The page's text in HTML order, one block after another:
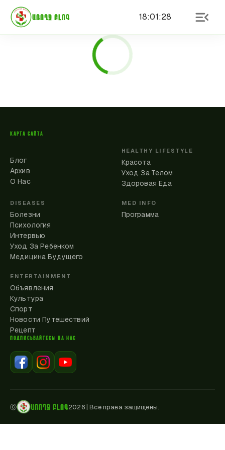
ԱՌՈՂՋ ԲԼՈԳ 18:01:28
КАРТА САЙТА
Блог
Архив
О Нас
HEALTHY LIFESTYLE
Красота
Уход За Телом
Здоровая Еда
DISEASES
Болезни
Психология
Интервью
Уход За Ребенком
Медицина Будущего
MED INFO
Программа
ENTERTAINMENT
Объявления
Культура
Спорт
Новости Путешествий
Рецепт
ПОДПИСЫВАЙТЕСЬ НА НАС
ⓒ ԱՌՈՂՋ ԲԼՈԳ2026|Все права защищены.